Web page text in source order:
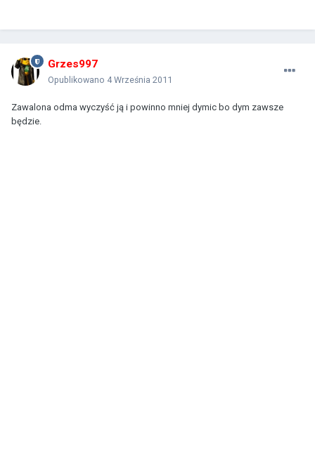
Grzes997
Opublikowano 4 Września 2011
Zawalona odma wyczyść ją i powinno mniej dymic bo dym zawsze
będzie.